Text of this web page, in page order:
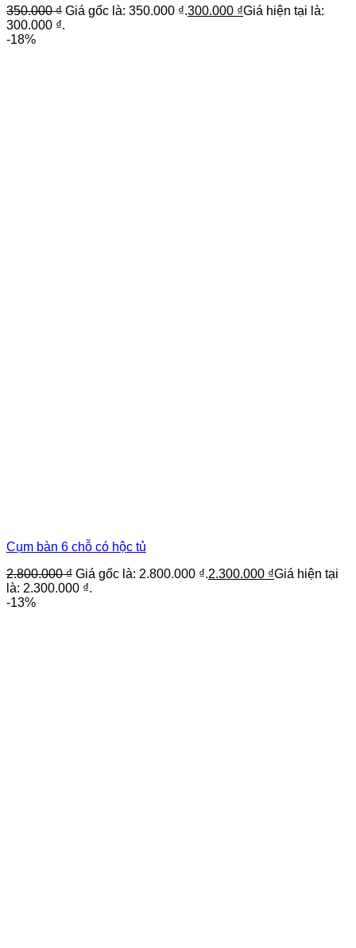
350.000₫ Giá gốc là: 350.000 ₫.300.000 ₫Giá hiện tại là:
300.000 ₫.
-18%
Cụm bàn 6 chỗ có hộc tủ
2.800.000₫ Giá gốc là: 2.800.000 ₫.2.300.000 ₫Giá hiện tại
là: 2.300.000 ₫.
-13%